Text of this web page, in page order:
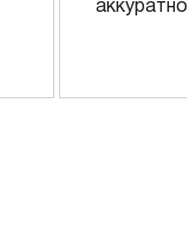
аккуратно